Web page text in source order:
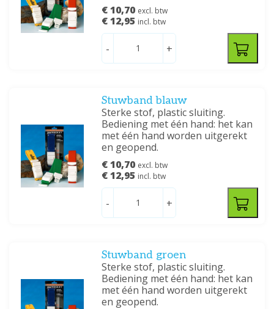
€ 10,70 excl. btw
€ 12,95 incl. btw
- +
Stuwband blauw
Sterke stof, plastic sluiting.
Bediening met één hand: het kan
met één hand worden uitgerekt
en geopend.
€ 10,70 excl. btw
€ 12,95 incl. btw
- +
Stuwband groen
Sterke stof, plastic sluiting.
Bediening met één hand: het kan
met één hand worden uitgerekt
en geopend.